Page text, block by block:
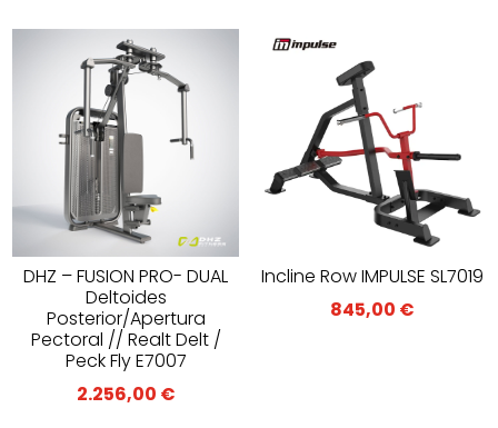
DHZ – FUSION PRO- DUAL
Deltoides
Posterior/Apertura
Pectoral // Realt Delt /
Peck Fly E7007
2.256,00 €
Incline Row IMPULSE SL7019
845,00 €